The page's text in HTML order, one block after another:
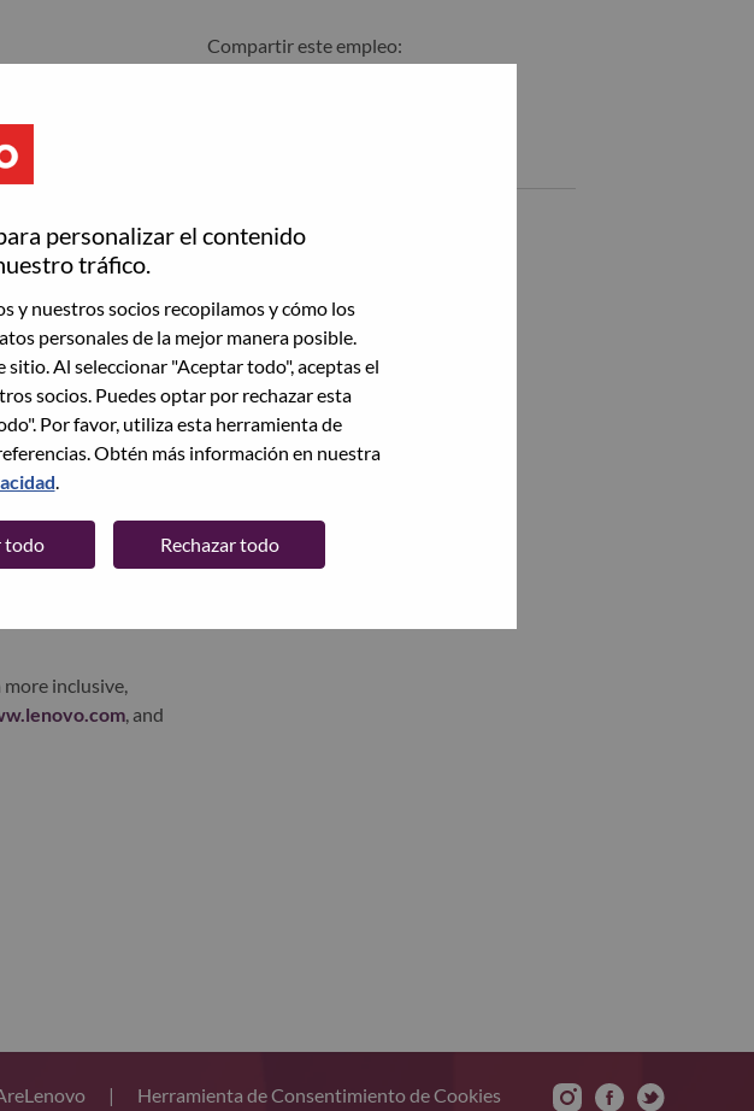
personalizar el contenido
tráfico.
y nuestros socios recopilamos y cómo los
personales de la mejor manera posible.
Al seleccionar "Aceptar todo", aceptas el
socios. Puedes optar por rechazar esta
Por favor, utiliza esta herramienta de
Obtén más información en nuestra
.
todo Rechazar todo
Fortune Global
to deliver
company with a full-
defined
changing
everywhere.
992) (ADR:
inclusive,
, and
Compartir este empleo:
Ver todas
| Herramienta de Consentimiento de Cookies